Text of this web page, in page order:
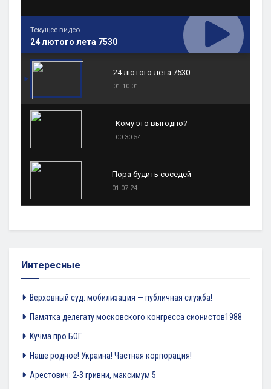
Текущее видео
24 лютого лета 7530
24 лютого лета 7530
01:10:01
Кому это выгодно?
00:30:54
Пора будить соседей
01:07:24
Интересные
Верховный суд: мобилизация — публичная служба!
Памятка делегату московского конгресса сионистов1988
Кучма про БОГ
Наше родное! Украина! Частная корпорация!
Арестович: 2-3 гривни, максимум 5